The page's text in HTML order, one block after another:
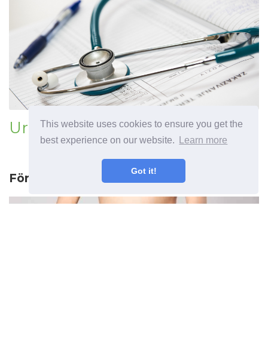
This website uses cookies to ensure you get the
best experience on our website.
Learn more
Got it!
Urovit
Föregående artikel